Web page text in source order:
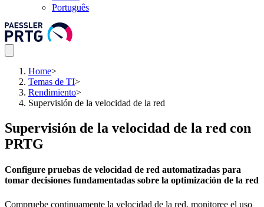
Português
Home>
Temas de TI>
Rendimiento>
Supervisión de la velocidad de la red
Supervisión de la velocidad de la red con
PRTG
Configure pruebas de velocidad de red automatizadas para
tomar decisiones fundamentadas sobre la optimización de la red
Compruebe continuamente la velocidad de la red, monitoree el uso